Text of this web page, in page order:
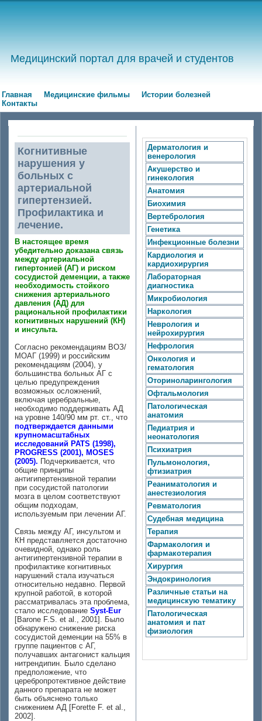
Медицинский портал для врачей и студентов
Главная Медицинские фильмы
Истории болезней
Контакты
Когнитивные
нарушения у
больных с
артериальной
гипертензией.
Профилактика и
лечение.
В настоящее время
убедительно доказана связь
между артериальной
гипертонией (АГ) и риском
сосудистой деменции, а также
необходимость стойкого
снижения артериального
давления (АД) для
рациональной профилактики
когнитивных нарушений (КН)
и инсульта.
Согласно рекомендациям ВОЗ/
МОАГ (1999) и российским
рекомендациям (2004), у
большинства больных АГ с
целью предупреждения
возможных осложнений,
включая церебральные,
необходимо поддерживать АД
на уровне 140/90 мм рт. ст., что
подтверждается данными
крупномасштабных
исследований PATS (1998),
PROGRESS (2001), MOSES
(2005). Подчеркивается, что
общие принципы
антигипертензивной терапии
при сосудистой патологии
мозга в целом соответствуют
общим подходам,
используемым при лечении АГ.
Связь между АГ, инсультом и
КН представляется достаточно
очевидной, однако роль
антигипертензивной терапии в
профилактике когнитивных
нарушений стала изучаться
относительно недавно. Первой
крупной работой, в которой
рассматривалась эта проблема,
стало исследование Syst-Eur
[Barone F.S. et al., 2001]. Было
обнаружено снижение риска
сосудистой деменции на 55% в
группе пациентов с АГ,
получавших антагонист кальция
нитрендипин. Было сделано
предположение, что
церебропротективное действие
данного препарата не может
быть объяснено только
снижением АД [Forette F. et al.,
2002].
Дерматология и
венерология
Акушерство и
гинекология
Анатомия
Биохимия
Вертебрология
Генетика
Инфекционные болезни
Кардиология и
кардиохирургия
Лабораторная
диагностика
Микробиология
Наркология
Неврология и
нейрохирургия
Нефрология
Онкология и
гематология
Оториноларингология
Офтальмология
Патологическая
анатомия
Педиатрия и
неонатология
Психиатрия
Пульмонология,
фтизиатрия
Реаниматология и
анестезиология
Ревматология
Судебная медицина
Терапия
Фармакология и
фармакотерапия
Хирургия
Эндокринология
Различные статьи на
медицинскую тематику
Патологическая
анатомия и пат
физиология